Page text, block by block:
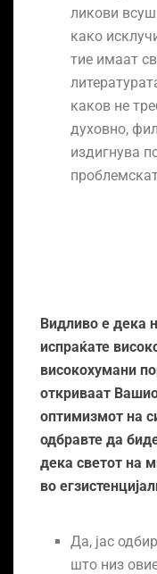
ликови
како
тие имаат
каков не
духовно,
издигнува
Видливо е дека
испраќате
високохумани
откриваат
оптимизмот на
одбравте да
дека светот на
во
Да, јас
што низ